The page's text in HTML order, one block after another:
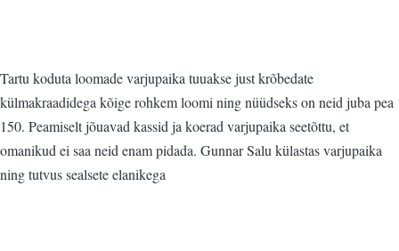
Tartu koduta loomade varjupaika tuuakse just krõbedate
külmakraadidega kõige rohkem loomi ning nüüdseks on neid juba pea
150. Peamiselt jõuavad kassid ja koerad varjupaika seetõttu, et
omanikud ei saa neid enam pidada. Gunnar Salu külastas varjupaika
ning tutvus sealsete elanikega